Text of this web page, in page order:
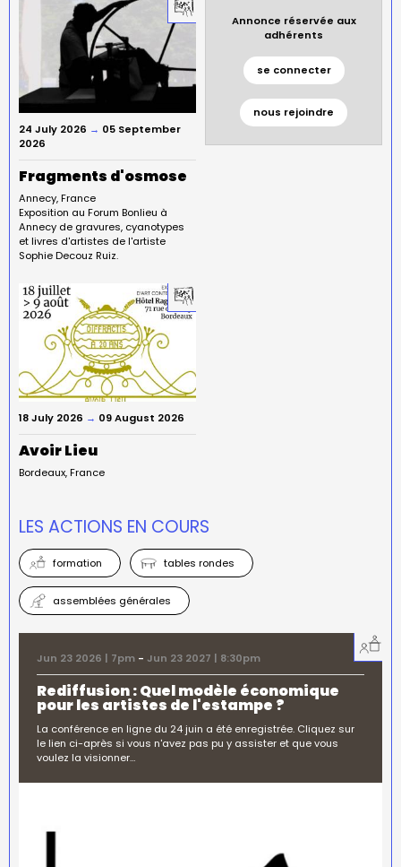
24 July 2026 → 05 September
2026
Fragments d'osmose
Annecy France
Exposition au Forum Bonlieu à
Annecy de gravures, cyanotypes
et livres d'artistes de l'artiste
Sophie Decouz Ruiz.
Annonce réservée aux
adhérents
se connecter
nous rejoindre
18 July 2026 → 09 August 2026
Avoir Lieu
Bordeaux France
LES ACTIONS EN COURS
formation tables rondes
assemblées générales
Jun 23 2026 | 7pm - Jun 23 2027 | 8:30pm
Rediffusion : Quel modèle économique
pour les artistes de l'estampe ?
La conférence en ligne du 24 juin a été enregistrée. Cliquez sur
le lien ci-après si vous n'avez pas pu y assister et que vous
voulez la visionner…